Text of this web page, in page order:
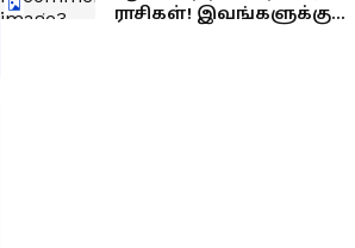
ராசிகள்! இவங்களுக்கு